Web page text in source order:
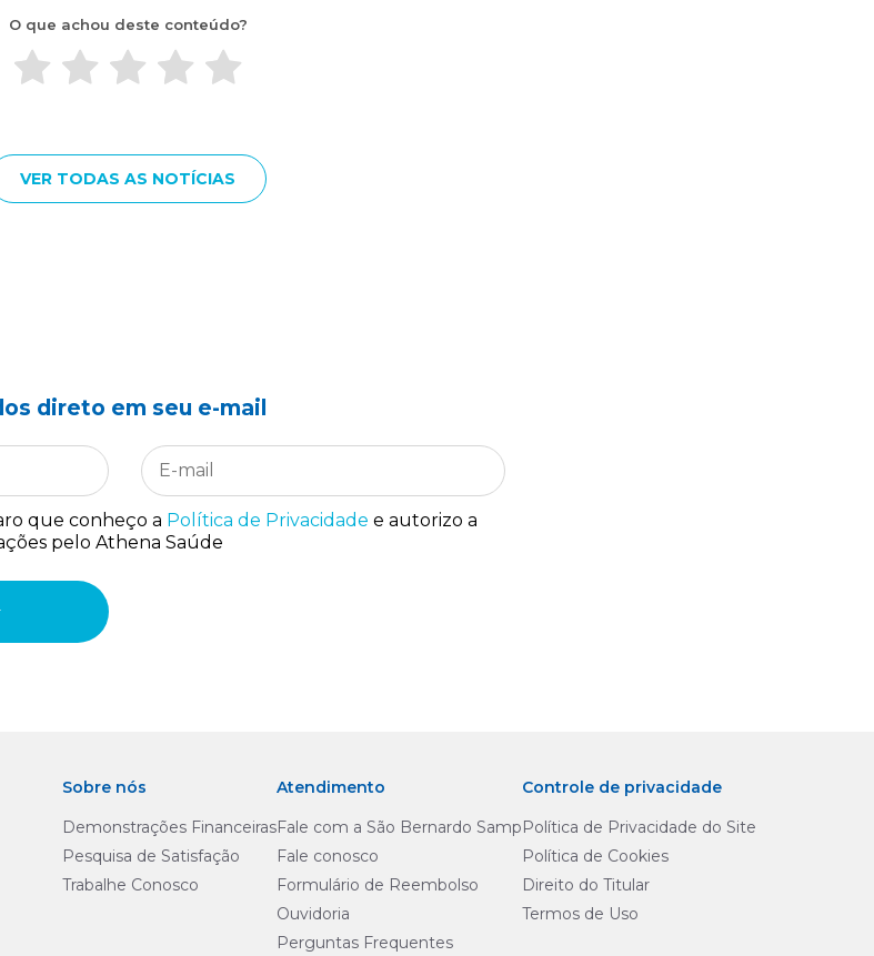
O que achou deste conteúdo?
VER TODAS AS NOTÍCIAS
direto em seu e-mail
que conheço a Política de Privacidade e autorizo a
pelo Athena Saúde
Sobre nós
Demonstrações Financeiras
Pesquisa de Satisfação
Trabalhe Conosco
Atendimento
Fale com a São Bernardo Samp
Fale conosco
Formulário de Reembolso
Ouvidoria
Perguntas Frequentes
Controle de privacidade
Política de Privacidade do Site
Política de Cookies
Direito do Titular
Termos de Uso